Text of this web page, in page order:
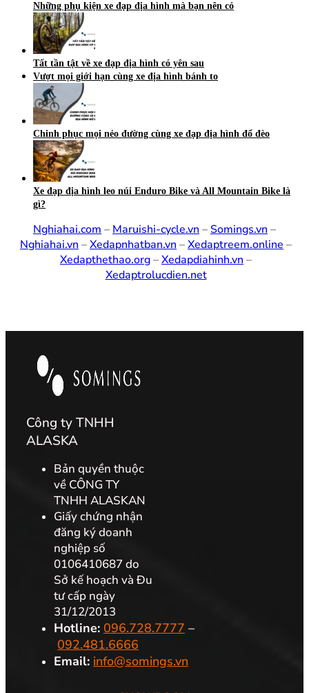
Những phụ kiện xe đạp địa hình mà bạn nên có
Tất tần tật về xe đạp địa hình có yên sau
Vượt mọi giới hạn cùng xe địa hình bánh to
Chinh phục mọi nẻo đường cùng xe đạp địa hình đổ đèo
Xe đạp địa hình leo núi Enduro Bike và All Mountain Bike là
gì?
Nghiahai.com – Maruishi-cycle.vn – Somings.vn –
Nghiahai.vn –Xedapnhatban.vn –Xedaptreem.online –
Xedapthethao.org–Xedapdiahinh.vn –
Xedaptrolucdien.net
Công ty TNHH
ALASKA
Bản quyền thuộc
về CÔNG TY
TNHH ALASKAN
Giấy chứng nhận
đăng ký doanh
nghiệp số
0106410687 do
Sở kế hoạch và Đu
tư cấp ngày
31/12/2013
Hotline: 096.728.7777 –
092.481.6666
Email: info@somings.vn